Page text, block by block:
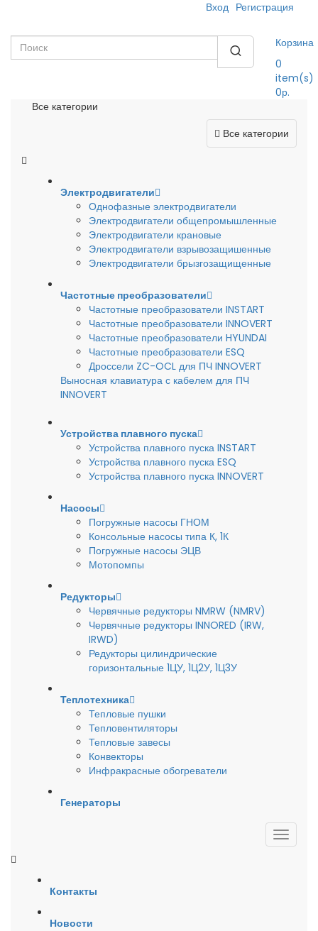
Вход Регистрация
Корзина
0
item(s)
0р.
Все категории
Все категории
Электродвигатели
Однофазные электродвигатели
Электродвигатели общепромышленные
Электродвигатели крановые
Электродвигатели взрывозащишенные
Электродвигатели брызгозащищенные
Частотные преобразователи
Частотные преобразователи INSTART
Частотные преобразователи INNOVERT
Частотные преобразователи HYUNDAI
Частотные преобразователи ESQ
Дроссели ZC-OCL для ПЧ INNOVERT
Выносная клавиатура с кабелем для ПЧ
INNOVERT
Устройства плавного пуска
Устройства плавного пуска INSTART
Устройства плавного пуска ESQ
Устройства плавного пуска INNOVERT
Насосы
Погружные насосы ГНОМ
Консольные насосы типа К, 1К
Погружные насосы ЭЦВ
Мотопомпы
Редукторы
Червячные редукторы NMRW (NMRV)
Червячные редукторы INNORED (IRW,
IRWD)
Редукторы цилиндрические
горизонтальные 1ЦУ, 1Ц2У, 1Ц3У
Теплотехника
Тепловые пушки
Тепловентиляторы
Тепловые завесы
Конвекторы
Инфракрасные обогреватели
Генераторы
Контакты
Новости